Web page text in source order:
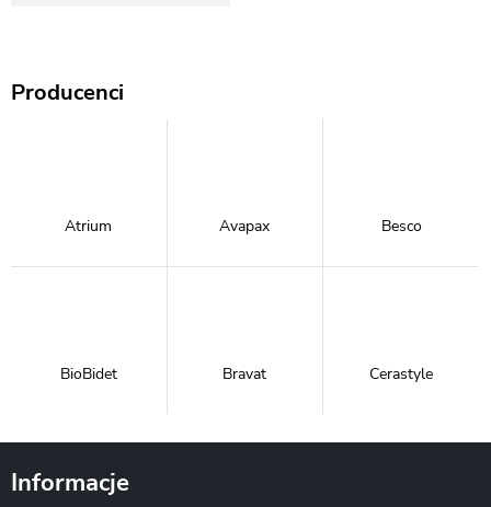
Producenci
Atrium Avapax Besco
BioBidet Bravat Cerastyle
Informacje